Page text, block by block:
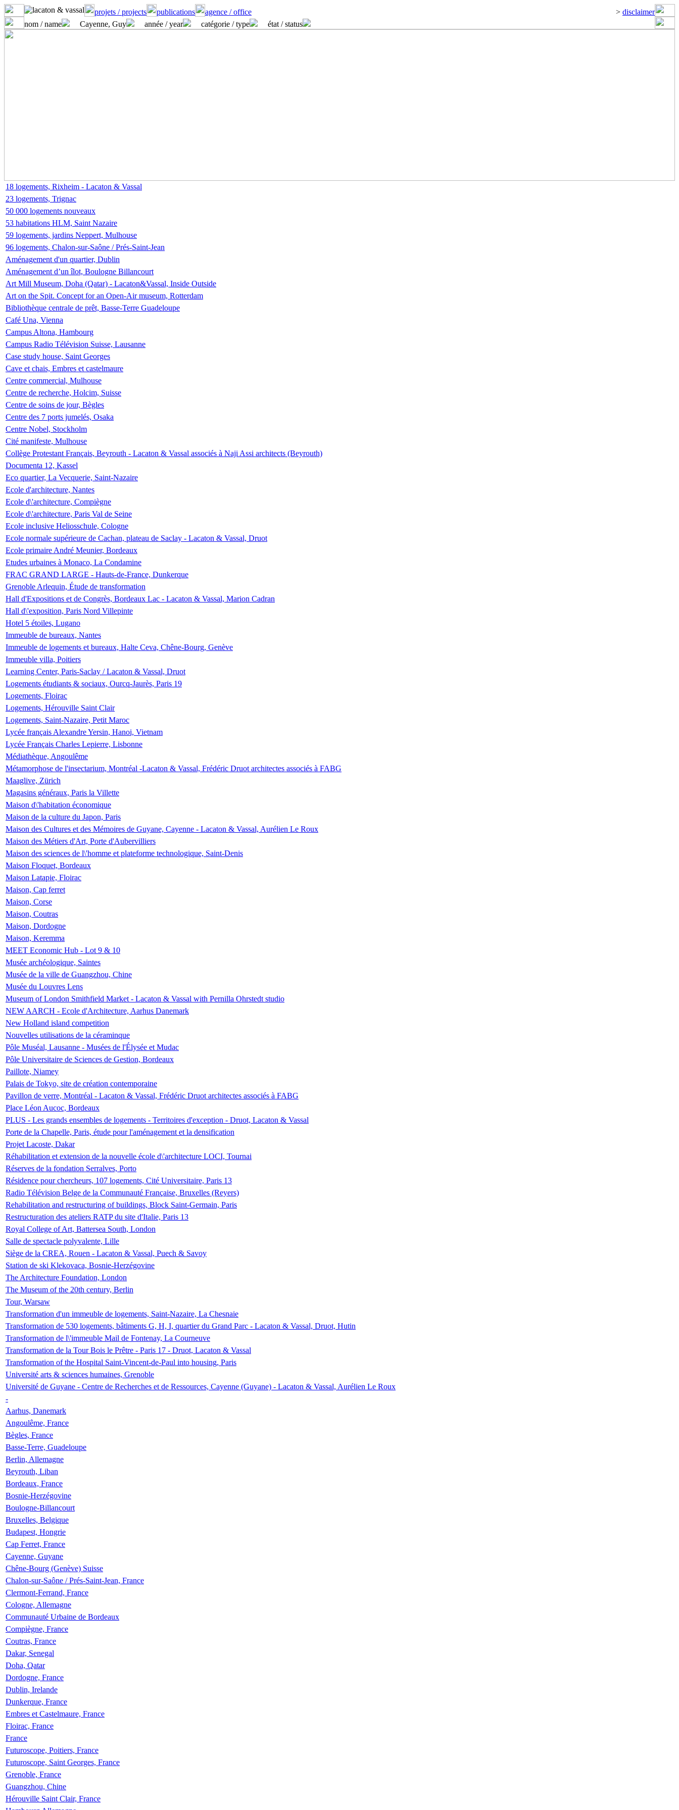
projets / projects publications agence / office > disclaimer
nom / name
Cayenne, Guy année / year catégorie / type état / status
18 logements, Rixheim - Lacaton & Vassal
23 logements, Trignac
50 000 logements nouveaux
53 habitations HLM, Saint Nazaire
59 logements, jardins Neppert, Mulhouse
96 logements, Chalon-sur-Saône / Prés-Saint-Jean
Aménagement d'un quartier, Dublin
Aménagement d’un îlot, Boulogne Billancourt
Art Mill Museum, Doha (Qatar) - Lacaton&Vassal, Inside Outside
Art on the Spit. Concept for an Open-Air museum, Rotterdam
Bibliothèque centrale de prêt, Basse-Terre Guadeloupe
Café Una, Vienna
Campus Altona, Hambourg
Campus Radio Télévision Suisse, Lausanne
Case study house, Saint Georges
Cave et chais, Embres et castelmaure
Centre commercial, Mulhouse
Centre de recherche, Holcim, Suisse
Centre de soins de jour, Bègles
Centre des 7 ports jumelés, Osaka
Centre Nobel, Stockholm
Cité manifeste, Mulhouse
Collège Protestant Français, Beyrouth - Lacaton & Vassal associés à Naji Assi architects (Beyrouth)
Documenta 12, Kassel
Eco quartier, La Vecquerie, Saint-Nazaire
Ecole d'architecture, Nantes
Ecole d\'architecture, Compiègne
Ecole d\'architecture, Paris Val de Seine
Ecole inclusive Heliosschule, Cologne
Ecole normale supérieure de Cachan, plateau de Saclay - Lacaton & Vassal, Druot
Ecole primaire André Meunier, Bordeaux
Etudes urbaines à Monaco, La Condamine
FRAC GRAND LARGE - Hauts-de-France, Dunkerque
Grenoble Arlequin, Étude de transformation
Hall d'Expositions et de Congrès, Bordeaux Lac - Lacaton & Vassal, Marion Cadran
Hall d\'exposition, Paris Nord Villepinte
Hotel 5 étoiles, Lugano
Immeuble de bureaux, Nantes
Immeuble de logements et bureaux, Halte Ceva, Chêne-Bourg, Genève
Immeuble villa, Poitiers
Learning Center, Paris-Saclay / Lacaton & Vassal, Druot
Logements étudiants & sociaux, Ourcq-Jaurès, Paris 19
Logements, Floirac
Logements, Hérouville Saint Clair
Logements, Saint-Nazaire, Petit Maroc
Lycée français Alexandre Yersin, Hanoi, Vietnam
Lycée Français Charles Lepierre, Lisbonne
Médiathèque, Angoulême
Métamorphose de l'insectarium, Montréal -Lacaton & Vassal, Frédéric Druot architectes associés à FABG
Maaglive, Zürich
Magasins généraux, Paris la Villette
Maison d\'habitation économique
Maison de la culture du Japon, Paris
Maison des Cultures et des Mémoires de Guyane, Cayenne - Lacaton & Vassal, Aurélien Le Roux
Maison des Métiers d'Art, Porte d'Aubervilliers
Maison des sciences de l\'homme et plateforme technologique, Saint-Denis
Maison Floquet, Bordeaux
Maison Latapie, Floirac
Maison, Cap ferret
Maison, Corse
Maison, Coutras
Maison, Dordogne
Maison, Keremma
MEET Economic Hub - Lot 9 & 10
Musée archéologique, Saintes
Musée de la ville de Guangzhou, Chine
Musée du Louvres Lens
Museum of London Smithfield Market - Lacaton & Vassal with Pernilla Ohrstedt studio
NEW AARCH - Ecole d'Architecture, Aarhus Danemark
New Holland island competition
Nouvelles utilisations de la céraminque
Pôle Muséal, Lausanne - Musées de l'Élysée et Mudac
Pôle Universitaire de Sciences de Gestion, Bordeaux
Paillote, Niamey
Palais de Tokyo, site de création contemporaine
Pavillon de verre, Montréal - Lacaton & Vassal, Frédéric Druot architectes associés à FABG
Place Léon Aucoc, Bordeaux
PLUS - Les grands ensembles de logements - Territoires d'exception - Druot, Lacaton & Vassal
Porte de la Chapelle, Paris, étude pour l'aménagement et la densification
Projet Lacoste, Dakar
Réhabilitation et extension de la nouvelle école d\'architecture LOCI, Tournai
Réserves de la fondation Serralves, Porto
Résidence pour chercheurs, 107 logements, Cité Universitaire, Paris 13
Radio Télévision Belge de la Communauté Française, Bruxelles (Reyers)
Rehabilitation and restructuring of buildings, Block Saint-Germain, Paris
Restructuration des ateliers RATP du site d'Italie, Paris 13
Royal College of Art, Battersea South, London
Salle de spectacle polyvalente, Lille
Siège de la CREA, Rouen - Lacaton & Vassal, Puech & Savoy
Station de ski Klekovaca, Bosnie-Herzégovine
The Architecture Foundation, London
The Museum of the 20th century, Berlin
Tour, Warsaw
Transformation d'un immeuble de logements, Saint-Nazaire, La Chesnaie
Transformation de 530 logements, bâtiments G, H, I, quartier du Grand Parc - Lacaton & Vassal, Druot, Hutin
Transformation de l\'immeuble Mail de Fontenay, La Courneuve
Transformation de la Tour Bois le Prêtre - Paris 17 - Druot, Lacaton & Vassal
Transformation of the Hospital Saint-Vincent-de-Paul into housing, Paris
Université arts & sciences humaines, Grenoble
Université de Guyane - Centre de Recherches et de Ressources, Cayenne (Guyane) - Lacaton & Vassal, Aurélien Le Roux
-
Aarhus, Danemark
Angoulême, France
Bègles, France
Basse-Terre, Guadeloupe
Berlin, Allemagne
Beyrouth, Liban
Bordeaux, France
Bosnie-Herzégovine
Boulogne-Billancourt
Bruxelles, Belgique
Budapest, Hongrie
Cap Ferret, France
Cayenne, Guyane
Chêne-Bourg (Genève) Suisse
Chalon-sur-Saône / Prés-Saint-Jean, France
Clermont-Ferrand, France
Cologne, Allemagne
Communauté Urbaine de Bordeaux
Compiègne, France
Coutras, France
Dakar, Senegal
Doha, Qatar
Dordogne, France
Dublin, Irelande
Dunkerque, France
Embres et Castelmaure, France
Floirac, France
France
Futuroscope, Poitiers, France
Futuroscope, Saint Georges, France
Grenoble, France
Guangzhou, Chine
Hérouville Saint Clair, France